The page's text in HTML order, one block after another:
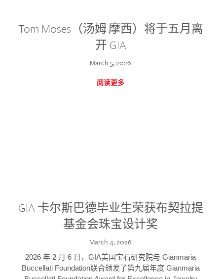
Tom Moses（汤姆·摩西）将于五月离
开 GIA
March 5, 2026
阅读更多
GIA 卡尔斯巴德毕业生荣获布契拉提
基金会珠宝设计奖
March 4, 2026
2026 年 2 月 6 日，GIA美国宝石研究院与 Gianmaria
Buccellati Foundation联合颁发了第九届年度 Gianmaria